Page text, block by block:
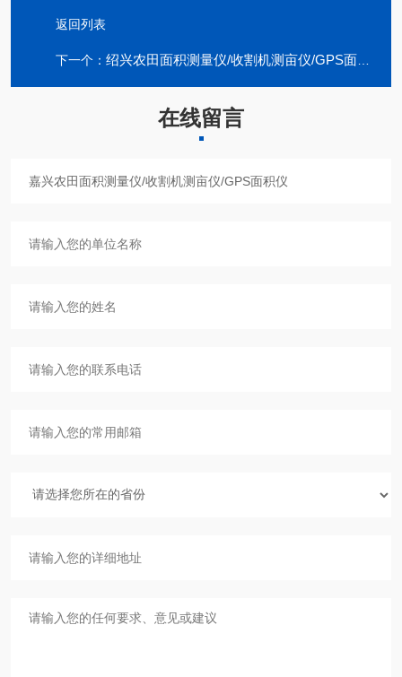
返回列表
下一个： 绍兴农田面积测量仪/收割机测亩仪/GPS面积仪
在线留言